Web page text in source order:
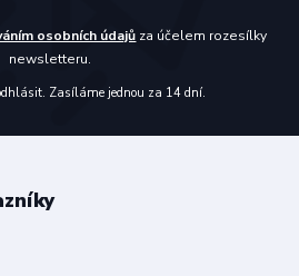
osobních údajů za účelem rozesílky
newsletteru.
Zasíláme jednou za 14 dní.